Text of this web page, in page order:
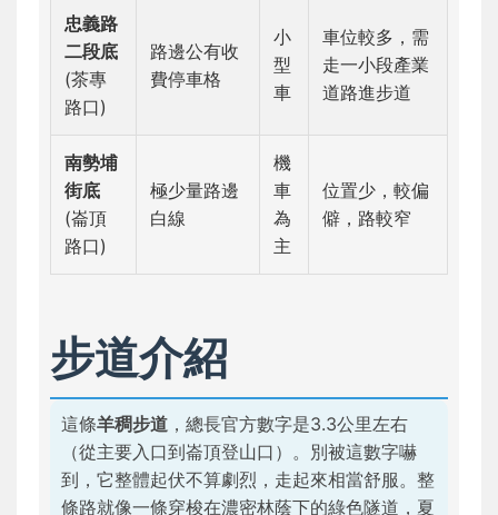
忠義路
二段底
(茶專
路口)
路邊公有收
費停車格
小
型
車
車位較多，需
走一小段產業
道路進步道
南勢埔
街底
(崙頂
路口)
極少量路邊
白線
機
車
為
主
位置少，較偏
僻，路較窄
步道介紹
這條羊稠步道 ，總長官方數字是3.3公里左右
（從主要入口到崙頂登山口）。別被這數字嚇
到，它整體起伏不算劇烈，走起來相當舒服。整
條路就像一條穿梭在濃密林蔭下的綠色隧道，夏